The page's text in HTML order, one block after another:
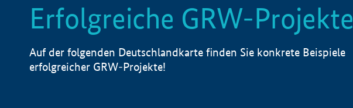
Erfolgreiche GRW-Projekte
Auf der folgenden Deutschlandkarte finden Sie konkrete Beispiele
erfolgreicher GRW-Projekte!